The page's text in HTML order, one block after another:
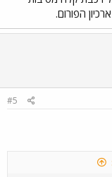
הפורום.
#5